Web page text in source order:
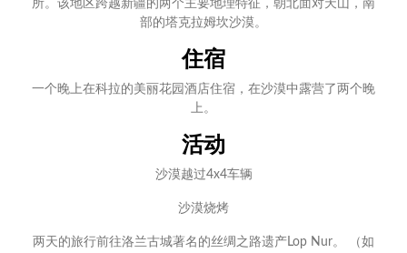
所。该地区跨越新疆的两个主要地理特征，朝北面对天山，南
部的塔克拉姆坎沙漠。
住宿
一个晚上在科拉的美丽花园酒店住宿，在沙漠中露营了两个晚
上。
活动
沙漠越过4x4车辆
沙漠烧烤
两天的旅行前往洛兰古城著名的丝绸之路遗产Lop Nur。 （如